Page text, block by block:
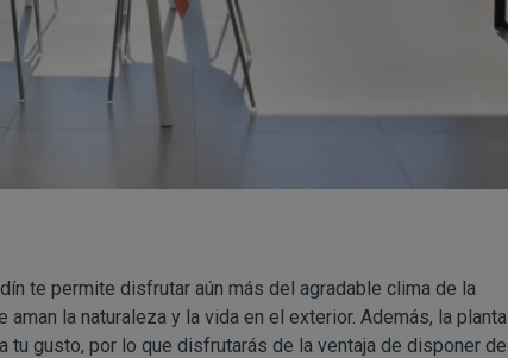
te permite disfrutar aún más del agradable clima de la
la naturaleza y la vida en el exterior. Además, la planta
gusto, por lo que disfrutarás de la ventaja de disponer de